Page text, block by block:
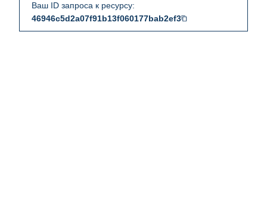
Ваш ID запроса к ресурсу:
46946c5d2a07f91b13f060177bab2ef3